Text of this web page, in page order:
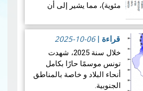
مئوية)، مما يشير إلى أن
المتوسط. ويكشف تحليل
بيانات هطول الأمطار لشه…
قراءة المزيد
قراءة |
2025-10-06
خلال سنة 2025، شهدت
تونس موسمًا حارًا بكامل
أنحاء البلاد و خاصة بالمناطق
الجنوبية.